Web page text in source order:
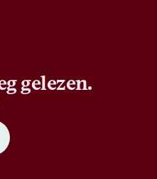
gelezen.